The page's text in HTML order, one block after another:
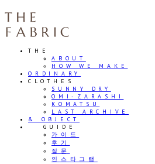
THE
ABOUT
HOW WE MAKE
ORDINARY
CLOTHES
SUNNY DRY
OMI-ZARASHI
KOMATSU
LAST ARCHIVE
& OBJECT
⠀⠀GUIDE
가이드
후기
질문
인스타그램